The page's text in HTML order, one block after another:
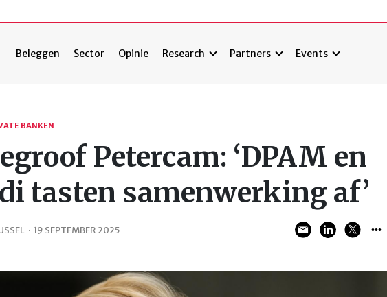
Beleggen Sector Opinie Research Partners Events
BANKEN
Petercam: ‘DPAM en
tasten samenwerking af’
· 19 SEPTEMBER 2025